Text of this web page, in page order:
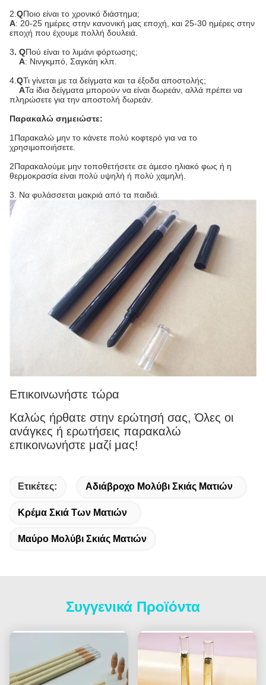
2. QΠοιο είναι το χρονικό διάστημα;
Α: 20-25 ημέρες στην κανονική μας εποχή, και 25-30 ημέρες στην
εποχή που έχουμε πολλή δουλειά.
3. QΠού είναι το λιμάνι φόρτωσης;
Α: Νινγκμπό, Σαγκάη κλπ.
4. QΤι γίνεται με τα δείγματα και τα έξοδα αποστολής;
ΑΤα ίδια δείγματα μπορούν να είναι δωρεάν, αλλά πρέπει να
πληρώσετε για την αποστολή δωρεάν.
Παρακαλώ σημειώστε:
1Παρακαλώ μην το κάνετε πολύ κοφτερό για να το
χρησιμοποιήσετε.
2Παρακαλούμε μην τοποθετήσετε σε άμεσο ηλιακό φως ή η
θερμοκρασία είναι πολύ υψηλή ή πολύ χαμηλή.
3. Να φυλάσσεται μακριά από τα παιδιά.
Επικοινωνήστε τώρα
Καλώς ήρθατε στην ερώτησή σας, Όλες οι
ανάγκες ή ερωτήσεις παρακαλώ
επικοινωνήστε μαζί μας!
Ετικέτες: Αδιάβροχο Μολύβι Σκιάς Ματιών
Κρέμα Σκιά Των Ματιών
Μαύρο Μολύβι Σκιάς Ματιών
Συγγενικά Προϊόντα